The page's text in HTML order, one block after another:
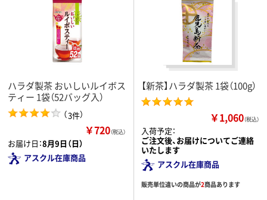
ハラダ製茶 おいしいルイボス
ティー 1袋（52バッグ入）
（3件）
￥720（税込）
お届け日：8月9日（日）
アスクル在庫商品
【新茶】ハラダ製茶 1袋（100g）
￥1,060（税込）
入荷予定：
ご注文後、お届けについてご連絡
いたします
アスクル在庫商品
販売単位違いの商品が2商品あります